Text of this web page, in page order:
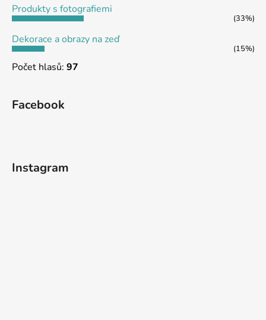
Produkty s fotografiemi
(33%)
Dekorace a obrazy na zeď
(15%)
Počet hlasů: 97
Facebook
Instagram